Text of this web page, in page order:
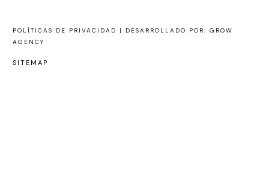
POLÍTICAS DE PRIVACIDAD |
DESARROLLADO POR: GROW
AGENCY
SITEMAP